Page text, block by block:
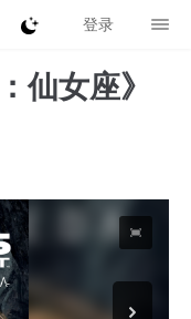
登录
仙女座》